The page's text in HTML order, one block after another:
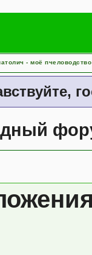
- моё пчеловодство